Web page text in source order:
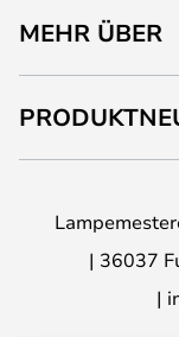
MEHR ÜBER
36037